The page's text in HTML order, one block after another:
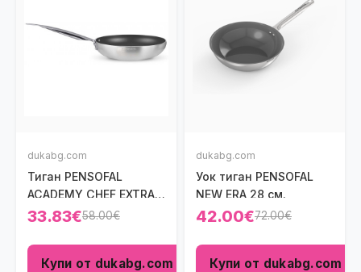
dukabg.com
Тиган PENSOFAL
ACADEMY CHEF EXTRA
24 см.
33.83€58.00€
Купи от dukabg.com
dukabg.com
Уок тиган PENSOFAL
NEW ERA 28 см.
42.00€72.00€
Купи от dukabg.com